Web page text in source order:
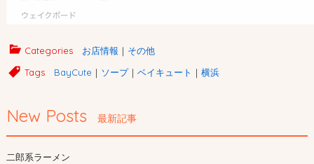
Categories お店情報 ｜ その他
Tags
BayCute ｜ ソープ｜ ベイキュート ｜ 横浜
New Posts 最新記事
二郎系ラーメン